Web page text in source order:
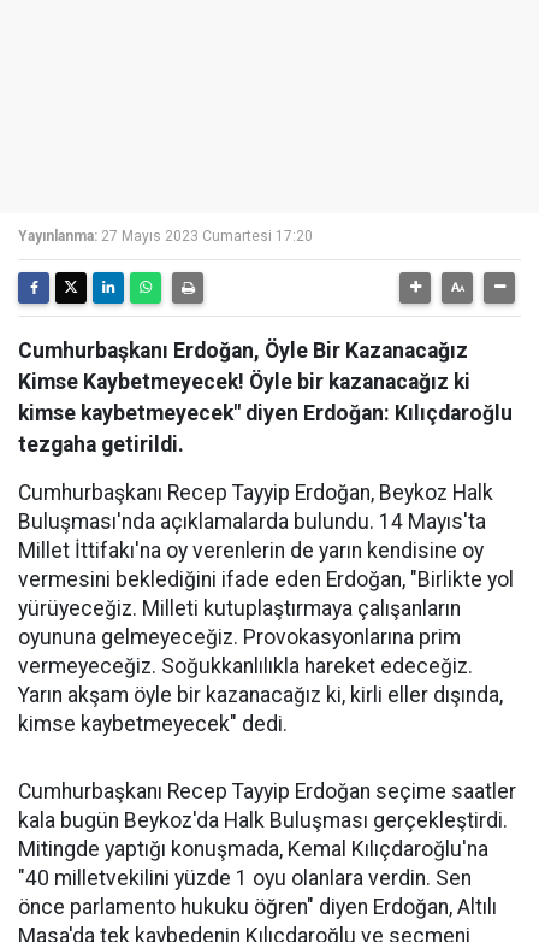
Yayınlanma: 27 Mayıs 2023 Cumartesi 17:20
Cumhurbaşkanı Erdoğan, Öyle Bir Kazanacağız
Kimse Kaybetmeyecek! Öyle bir kazanacağız ki
kimse kaybetmeyecek" diyen Erdoğan: Kılıçdaroğlu
tezgaha getirildi.
Cumhurbaşkanı Recep Tayyip Erdoğan, Beykoz Halk
Buluşması'nda açıklamalarda bulundu. 14 Mayıs'ta
Millet İttifakı'na oy verenlerin de yarın kendisine oy
vermesini beklediğini ifade eden Erdoğan, "Birlikte yol
yürüyeceğiz. Milleti kutuplaştırmaya çalışanların
oyununa gelmeyeceğiz. Provokasyonlarına prim
vermeyeceğiz. Soğukkanlılıkla hareket edeceğiz.
Yarın akşam öyle bir kazanacağız ki, kirli eller dışında,
kimse kaybetmeyecek" dedi.
Cumhurbaşkanı Recep Tayyip Erdoğan seçime saatler
kala bugün Beykoz'da Halk Buluşması gerçekleştirdi.
Mitingde yaptığı konuşmada, Kemal Kılıçdaroğlu'na
"40 milletvekilini yüzde 1 oyu olanlara verdin. Sen
önce parlamento hukuku öğren" diyen Erdoğan, Altılı
Masa'da tek kaybedenin Kılıçdaroğlu ve seçmeni